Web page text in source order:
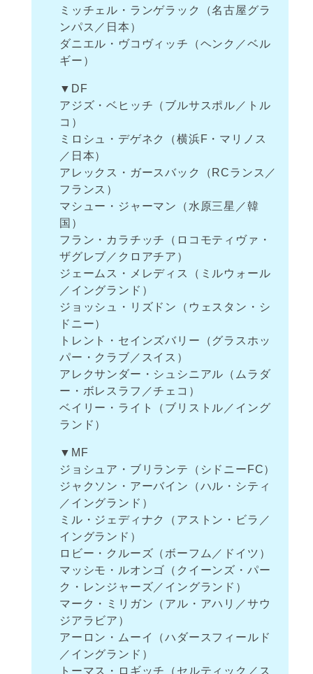
ミッチェル・ランゲラック（名古屋グラ
ンパス／日本）
ダニエル・ヴコヴィッチ（ヘンク／ベル
ギー）
▼DF
アジズ・ベヒッチ（ブルサスポル／トル
コ）
ミロシュ・デゲネク（横浜F・マリノス
／日本）
アレックス・ガースバック（RCランス／
フランス）
マシュー・ジャーマン（水原三星／韓
国）
フラン・カラチッチ（ロコモティヴァ・
ザグレブ／クロアチア）
ジェームス・メレディス（ミルウォール
／イングランド）
ジョッシュ・リズドン（ウェスタン・シ
ドニー）
トレント・セインズバリー（グラスホッ
パー・クラブ／スイス）
アレクサンダー・シュシニアル（ムラダ
ー・ボレスラフ／チェコ）
ベイリー・ライト（ブリストル／イング
ランド）
▼MF
ジョシュア・ブリランテ（シドニーFC）
ジャクソン・アーバイン（ハル・シティ
／イングランド）
ミル・ジェディナク（アストン・ビラ／
イングランド）
ロビー・クルーズ（ボーフム／ドイツ）
マッシモ・ルオンゴ（クイーンズ・パー
ク・レンジャーズ／イングランド）
マーク・ミリガン（アル・アハリ／サウ
ジアラビア）
アーロン・ムーイ（ハダースフィールド
／イングランド）
トーマス・ロギッチ（セルティック／ス